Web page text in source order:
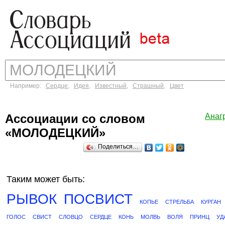
Например: Сердце, Идея, Известный, Страшный, Цвет
Ассоциации со словом
«МОЛОДЕЦКИЙ»
Поделиться…
Таким может быть:
РЫВОК ПОСВИСТ КОПЬЕ СТРЕЛЬБА КУРГАН
ГОЛОС СВИСТ СЛОВЦО СЕРДЦЕ КОНЬ МОЛВЬ ВОЛЯ ПРИНЦ